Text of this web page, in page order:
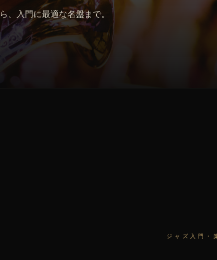
、入門に最適な名盤まで。
ジャズ入門・